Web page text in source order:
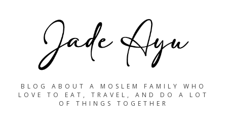
BLOG ABOUT A MOSLEM FAMILY WHO
LOVE TO EAT, TRAVEL, AND DO A LOT
OF THINGS TOGETHER